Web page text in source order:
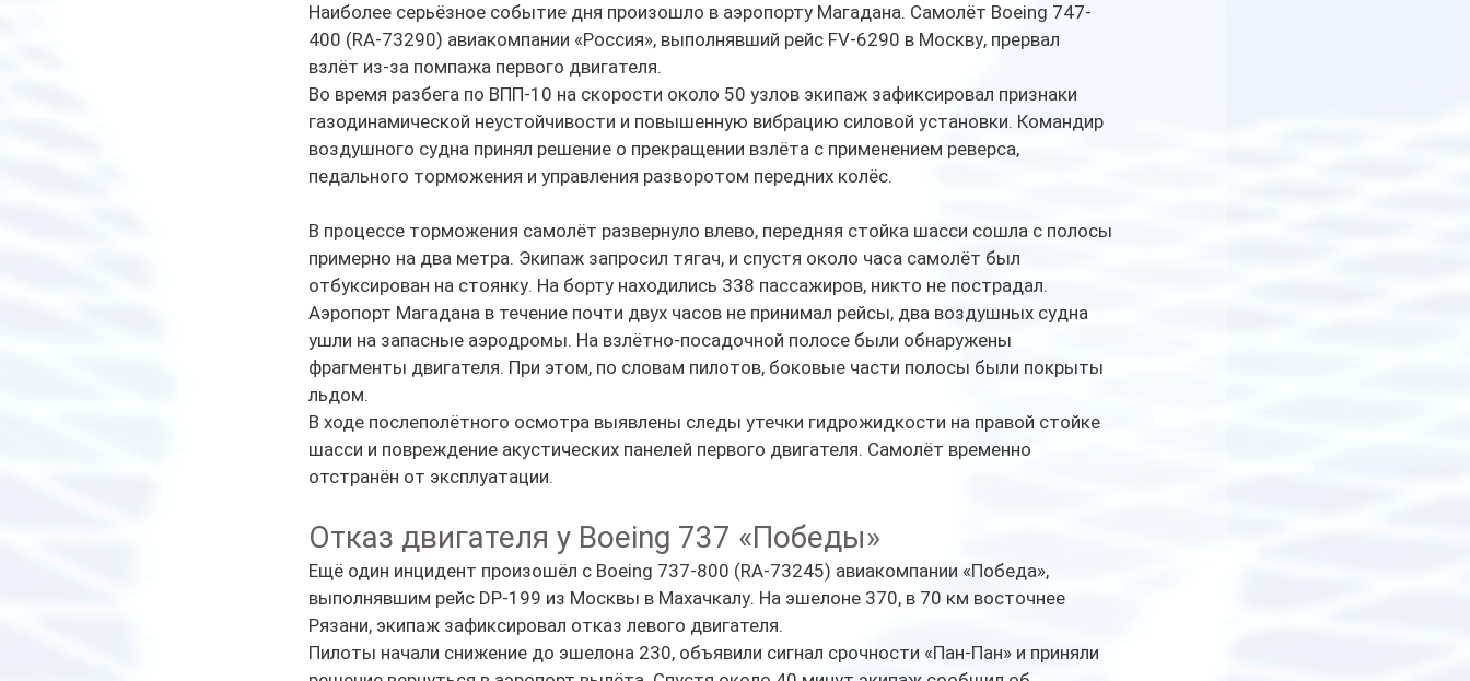
Наиболее серьёзное событие дня произошло в аэропорту Магадана. Самолёт Boeing 747-
400 (RA-73290) авиакомпании «Россия», выполнявший рейс FV-6290 в Москву, прервал
взлёт из-за помпажа первого двигателя.
Во время разбега по ВПП-10 на скорости около 50 узлов экипаж зафиксировал признаки
газодинамической неустойчивости и повышенную вибрацию силовой установки. Командир
воздушного судна принял решение о прекращении взлёта с применением реверса,
педального торможения и управления разворотом передних колёс.
В процессе торможения самолёт развернуло влево, передняя стойка шасси сошла с полосы
примерно на два метра. Экипаж запросил тягач, и спустя около часа самолёт был
отбуксирован на стоянку. На борту находились 338 пассажиров, никто не пострадал.
Аэропорт Магадана в течение почти двух часов не принимал рейсы, два воздушных судна
ушли на запасные аэродромы. На взлётно-посадочной полосе были обнаружены
фрагменты двигателя. При этом, по словам пилотов, боковые части полосы были покрыты
льдом.
В ходе послеполётного осмотра выявлены следы утечки гидрожидкости на правой стойке
шасси и повреждение акустических панелей первого двигателя. Самолёт временно
отстранён от эксплуатации.
Отказ двигателя у Boeing 737 «Победы»
Ещё один инцидент произошёл с Boeing 737-800 (RA-73245) авиакомпании «Победа»,
выполнявшим рейс DP-199 из Москвы в Махачкалу. На эшелоне 370, в 70 км восточнее
Рязани, экипаж зафиксировал отказ левого двигателя.
Пилоты начали снижение до эшелона 230, объявили сигнал срочности «Пан-Пан» и приняли